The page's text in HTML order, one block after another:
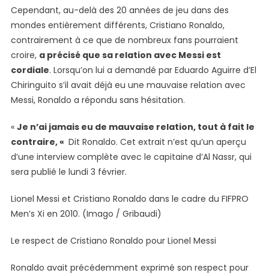
Cependant, au-delà des 20 années de jeu dans des
mondes entièrement différents, Cristiano Ronaldo,
contrairement à ce que de nombreux fans pourraient
croire, a précisé que sa relation avec Messi est
cordiale. Lorsqu’on lui a demandé par Eduardo Aguirre d’El
Chiringuito s’il avait déjà eu une mauvaise relation avec
Messi, Ronaldo a répondu sans hésitation.
« Je n’ai jamais eu de mauvaise relation, tout à fait le
contraire, « Dit Ronaldo. Cet extrait n’est qu’un aperçu
d’une interview complète avec le capitaine d’Al Nassr, qui
sera publié le lundi 3 février.
Lionel Messi et Cristiano Ronaldo dans le cadre du FIFPRO
Men’s Xi en 2010. (Imago / Gribaudi)
Le respect de Cristiano Ronaldo pour Lionel Messi
Ronaldo avait précédemment exprimé son respect pour